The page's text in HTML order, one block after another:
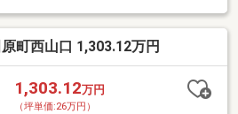
町西山口 1,303.12万円
1,303.12万円
（坪単価:26万円）